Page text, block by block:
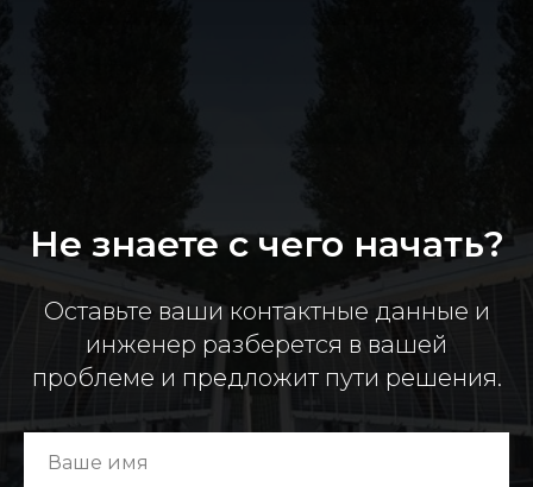
Не знаете с чего начать?
Оставьте ваши контактные данные и
инженер разберется в вашей
проблеме и предложит пути решения.